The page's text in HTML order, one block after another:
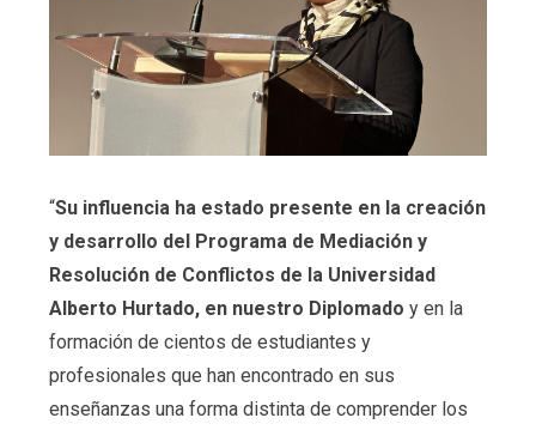
“Su influencia ha estado presente en la creación
y desarrollo del Programa de Mediación y
Resolución de Conflictos de la Universidad
Alberto Hurtado, en nuestro Diplomado y en la
formación de cientos de estudiantes y
profesionales que han encontrado en sus
enseñanzas una forma distinta de comprender los